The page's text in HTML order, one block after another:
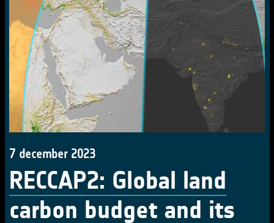
7 december 2023
RECCAP2: Global land
carbon budget and its